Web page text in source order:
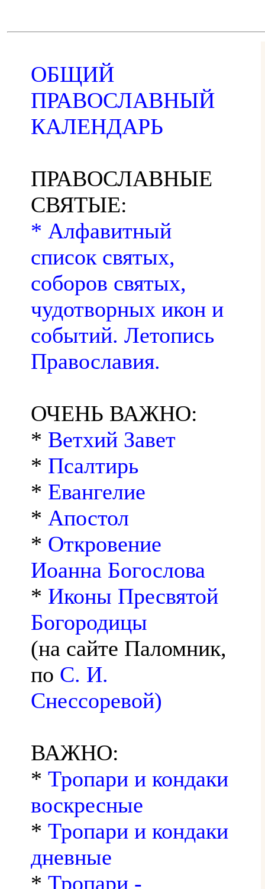
ОБЩИЙ
ПРАВОСЛАВНЫЙ
КАЛЕНДАРЬ
ПРАВОСЛАВНЫЕ
СВЯТЫЕ:
* Алфавитный
список святых,
соборов святых,
чудотворных икон и
событий. Летопись
Православия.
ОЧЕНЬ ВАЖНО:
* Ветхий Завет
* Псалтирь
* Евангелие
* Апостол
* Откровение
Иоанна Богослова
* Иконы Пресвятой
Богородицы
(на сайте Паломник,
по С. И.
Снессоревой)
ВАЖНО:
* Тропари и кондаки
воскресные
* Тропари и кондаки
дневные
* Тропари -